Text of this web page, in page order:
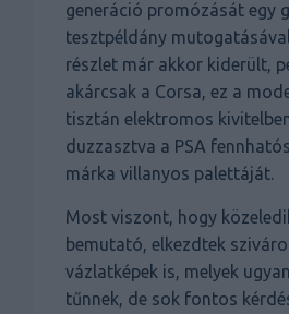
generáció promózását egy
tesztpéldány
részlet már akkor kiderült,
akárcsak a Corsa, ez a
tisztán elektromos
duzzasztva a PSA
márka villanyos palettáját.
Most viszont, hogy
bemutató, elkezdtek
vázlatképek is, melyek
tűnnek, de sok fontos